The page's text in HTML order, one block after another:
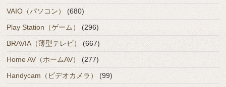
VAIO（パソコン）
(680)
Play Station（ゲーム）(296)
BRAVIA（薄型テレビ）
(667)
Home AV（ホームAV）
(277)
Handycam（ビデオカメラ）
(99)